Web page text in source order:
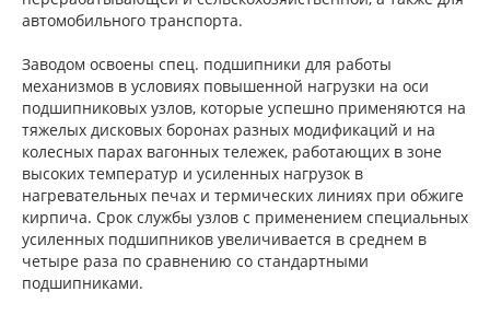
автомобильного транспорта.
Заводом освоены спец. подшипники для работы
механизмов в условиях повышенной нагрузки на оси
подшипниковых узлов, которые успешно применяются на
тяжелых дисковых боронах разных модификаций и на
колесных парах вагонных тележек, работающих в зоне
высоких температур и усиленных нагрузок в
нагревательных печах и термических линиях при обжиге
кирпича. Срок службы узлов с применением специальных
усиленных подшипников увеличивается в среднем в
четыре раза по сравнению со стандартными
подшипниками.